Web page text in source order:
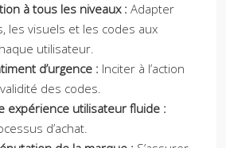
à tous les niveaux : Adapter
les visuels et les codes aux
utilisateur.
d’urgence : Inciter à l’action
des codes.
expérience utilisateur fluide :
d’achat.